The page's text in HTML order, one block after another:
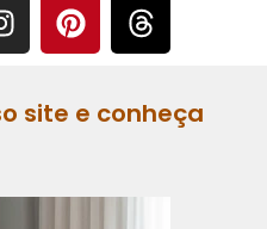
site e conheça